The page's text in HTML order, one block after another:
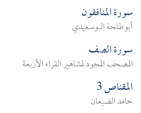
سورة المنافقون
أبوطلحة البوسعيدي
سورة الصف
المصحف المجود لمشاهير القراء الأربعة
المقناص 3
حامد الضبعان